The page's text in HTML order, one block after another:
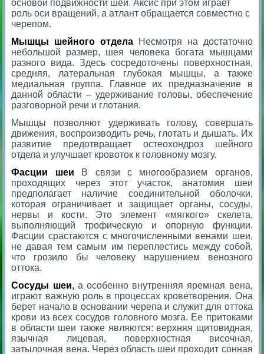
основой подвижности шеи. Аксис при этом играет
роль оси вращений, а атлант обращается совместно с
черепом.
Мышцы шейного отдела Несмотря на достаточно
небольшой размер, шея человека богата мышцами
разного вида. Здесь сосредоточены поверхностная,
средняя, латеральная глубокая мышцы, а также
медиальная группа. Главное их предназначение в
данной области – удерживание головы, обеспечение
разговорной речи и глотания.
Мышцы позволяют удерживать голову, совершать
движения, воспроизводить речь, глотать и дышать. Их
развитие предотвращает остеохондроз шейного
отдела и улучшает кровоток к головному мозгу.
Фасции шеи В связи с многообразием органов,
проходящих через этот участок, анатомия шеи
предполагает наличие соединительной оболочки,
которая ограничивает и защищает органы, сосуды,
нервы и кости. Это элемент «мягкого» скелета,
выполняющий трофическую и опорную функции.
Фасции срастаются с многочисленными венами шеи,
не давая тем самым им переплестись между собой,
что грозило бы человеку нарушением венозного
оттока.
Сосуды шеи, а особенно внутренняя яремная вена,
играют важную роль в процессах кроветворения. Она
берет начало в основании черепа и служит для оттока
крови из всех сосудов головного мозга. Ее притоками
в области шеи также являются: верхняя щитовидная,
язычная лицевая, поверхностная височная,
затылочная вена. Через область шеи проходит сонная